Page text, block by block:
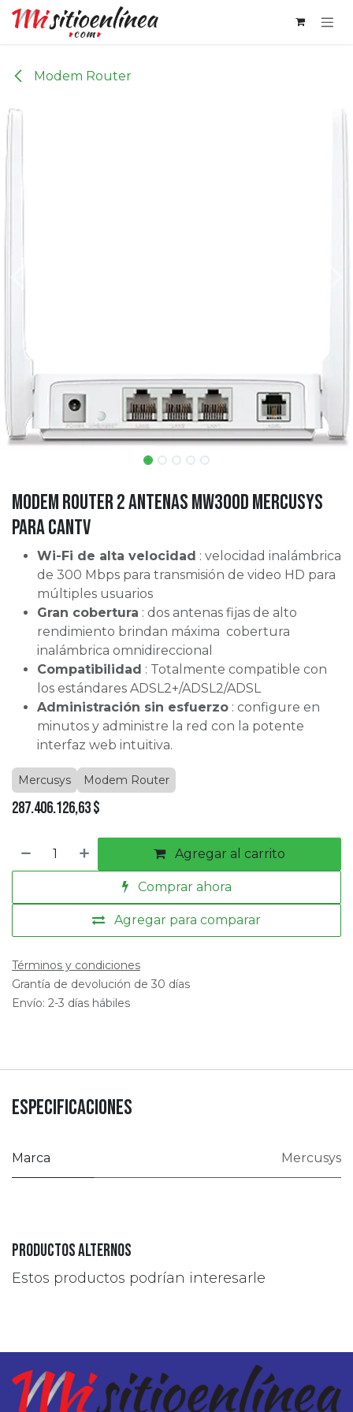
Ir al contenido
Modem Router
Modem Router 2 Antenas MW300D Mercusys
para CANTV
Wi-Fi de alta velocidad : velocidad inalámbrica
de 300 Mbps para transmisión de video HD para
múltiples usuarios
Gran cobertura : dos antenas fijas de alto
rendimiento brindan máxima cobertura
inalámbrica omnidireccional
Compatibilidad : Totalmente compatible con
los estándares ADSL2+/ADSL2/ADSL
Administración sin esfuerzo : configure en
minutos y administre la red con la potente
interfaz web intuitiva.
Mercusys Modem Router
287.406.126,63$
Agregar al carrito
Comprar ahora
Agregar para comparar
Términos y condiciones
Grantía de devolución de 30 días
Envío: 2-3 días hábiles
Especificaciones
Marca Mercusys
Productos alternos
Estos productos podrían interesarle